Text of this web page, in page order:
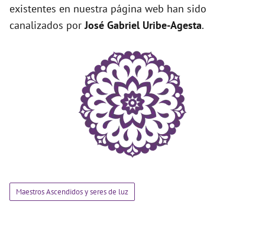
existentes en nuestra página web han sido
canalizados porJosé Gabriel Uribe-Agesta.
Maestros Ascendidos y seres de luz